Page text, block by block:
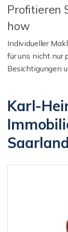
Profitieren
how
Individueller
für uns nicht nur
Besichtigungen
Karl-